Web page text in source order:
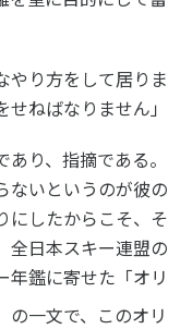
やり方をして居りま
ねばなりません」
り、指摘である。
ないというのが彼の
にしたからこそ、そ
全日本スキー連盟の
年鑑に寄せた「オリ
の一文で、このオリ